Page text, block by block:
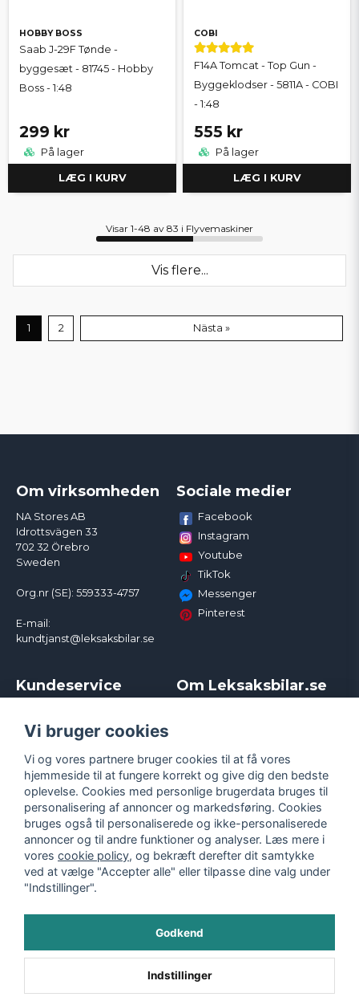
HOBBY BOSS
Saab J-29F Tønde -
byggesæt - 81745 - Hobby
Boss - 1:48
299 kr
På lager
LÆG I KURV
COBI
F14A Tomcat - Top Gun -
Byggeklodser - 5811A - COBI
- 1:48
555 kr
På lager
LÆG I KURV
Visar 1-48 av 83 i Flyvemaskiner
Vis flere...
1 2 Nästa »
Om virksomheden
NA Stores AB
Idrottsvägen 33
702 32 Örebro
Sweden
Org.nr (SE): 559333-4757
E-mail:
kundtjanst@leksaksbilar.se
Sociale medier
Facebook
Instagram
Youtube
TikTok
Messenger
Pinterest
Kundeservice
Kampagner og rabatter
Reklamation
Policy chase cars
Returnera
Logga in
Om Leksaksbilar.se
Handelsbetingelser
Persondatapolitik
Cookies
Vi bruger cookies
Vi og vores partnere bruger cookies til at få vores
hjemmeside til at fungere korrekt og give dig den bedste
oplevelse. Cookies med personlige brugerdata bruges til
personalisering af annoncer og markedsføring. Cookies
bruges også til personaliserede og ikke-personaliserede
annoncer og til andre funktioner og analyser. Læs mere i
vores cookie policy, og bekræft derefter dit samtykke
ved at vælge "Accepter alle" eller tilpasse dine valg under
"Indstillinger".
Godkend
Indstillinger